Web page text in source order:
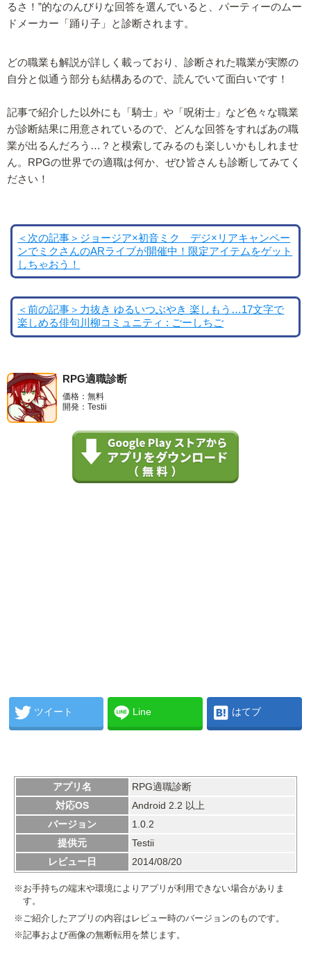
るさ！”的なのんびりな回答を選んでいると、パーティーのムー
ドメーカー「踊り子」と診断されます。
どの職業も解説が詳しく載っており、診断された職業が実際の
自分と似通う部分も結構あるので、読んでいて面白いです！
記事で紹介した以外にも「騎士」や「呪術士」など色々な職業
が診断結果に用意されているので、どんな回答をすればあの職
業が出るんだろう…？と模索してみるのも楽しいかもしれませ
ん。RPGの世界での適職は何か、ぜひ皆さんも診断してみてく
ださい！
＜次の記事＞ジョージア×初音ミク デジ×リアキャンペー
ンでミクさんのARライブが開催中！限定アイテムをゲット
しちゃおう！
＜前の記事＞力抜き ゆるいつぶやき 楽しもう…17文字で
楽しめる俳句川柳コミュニティ : ごーしちご
RPG適職診断
価格：無料
開発：Testii
ツイート Line はてブ
アプリ名
RPG適職診断
対応OS
Android 2.2 以上
バージョン
1.0.2
提供元
Testii
レビュー日
2014/08/20
※お手持ちの端末や環境によりアプリが利用できない場合がありま
す。
※ご紹介したアプリの内容はレビュー時のバージョンのものです。
※記事および画像の無断転用を禁じます。